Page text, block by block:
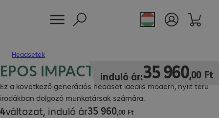
Headsetek
EPOS IMPACT 800 headsetek
Ez a következő generációs headset ideális modern, nyílt terű
irodákban dolgozó munkatársak számára.
induló ár:35960,00 Ft
35 960,00 Ft
4változat, induló ár35 960,00 Ft
35 960,00 Ft